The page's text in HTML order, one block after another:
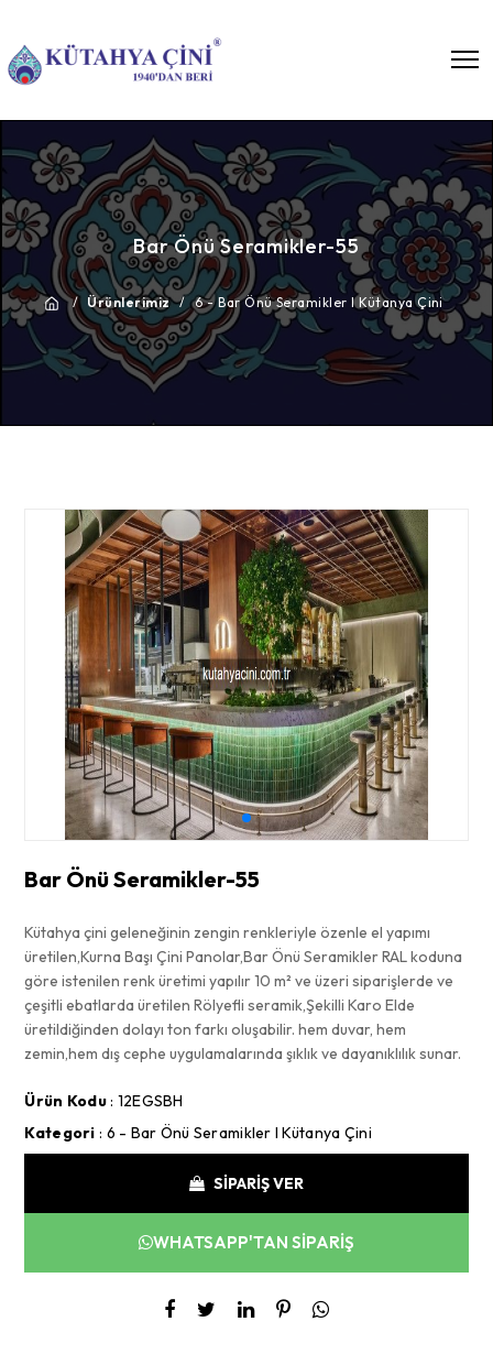
Bar Önü Seramikler-55
/ Ürünlerimiz / 6 - Bar Önü Seramikler I Kütanya Çini
Bar Önü Seramikler-55
Kütahya çini geleneğinin zengin renkleriyle özenle el yapımı
üretilen,Kurna Başı Çini Panolar,Bar Önü Seramikler RAL koduna
göre istenilen renk üretimi yapılır 10 m² ve üzeri siparişlerde ve
çeşitli ebatlarda üretilen Rölyefli seramik,Şekilli Karo Elde
üretildiğinden dolayı ton farkı oluşabilir. hem duvar, hem
zemin,hem dış cephe uygulamalarında şıklık ve dayanıklılık sunar.
Ürün Kodu: 12EGSBH
Kategori : 6 - Bar Önü Seramikler I Kütanya Çini
SİPARİŞ VER
WHATSAPP'TAN SİPARİŞ